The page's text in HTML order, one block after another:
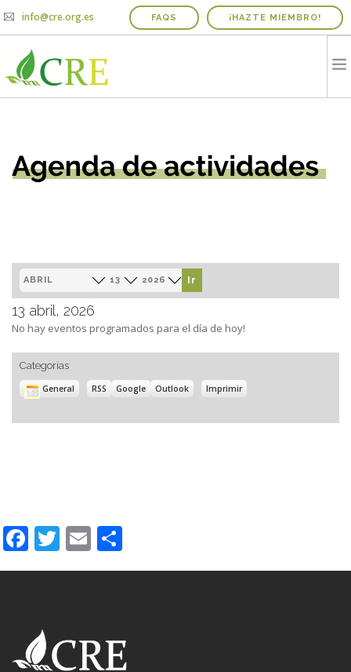
info@cre.org.es ¡HAZTE MIEMBRO!
FAQS
NOTICIAS Y AGENDA
COLABORADORES
MES
DÍA
AÑO
13 abril, 2026
No hay eventos programados para el día de hoy!
Categorías
General RSS
Subscribe
Google
Subscribe
Outlook ImprimirVistas
Facebook
Twitter
Email